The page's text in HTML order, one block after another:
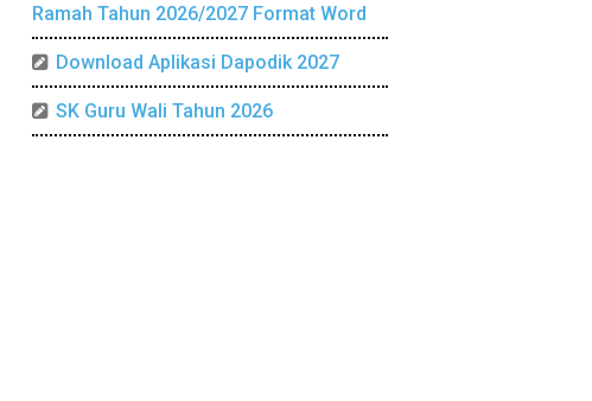
Ramah Tahun 2026/2027 Format Word
Download Aplikasi Dapodik 2027
SK Guru Wali Tahun 2026